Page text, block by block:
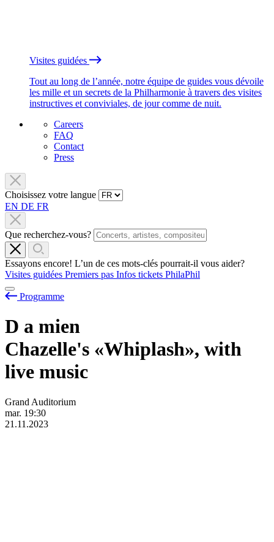
Visites guidées
Tout au long de l’année, notre équipe de guides vous dévoile
les mille et un secrets de la Philharmonie à travers des visites
instructives et conviviales, de jour comme de nuit.
Careers
FAQ
Contact
Press
Choisissez votre langue
EN DE FR
Que recherchez-vous?
Essayons encore! L’un de ces mots-clés pourrait-il vous aider?
Visites guidées Premiers pas Infos tickets PhilaPhil
Programme
D a mien
Chazelle's «Whiplash», with
live music
Grand Auditorium
mar. 19:30
21.11.2023